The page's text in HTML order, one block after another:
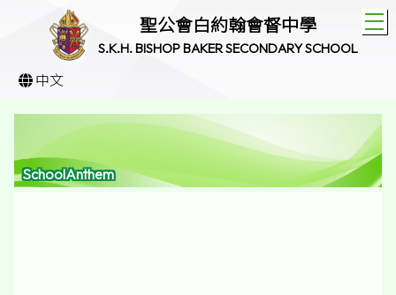
聖公會白約翰會督中學
S.K.H. BISHOP BAKER SECONDARY SCHOOL
中文
SchoolAnthem